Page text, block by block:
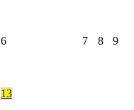
6 7 8 9
13